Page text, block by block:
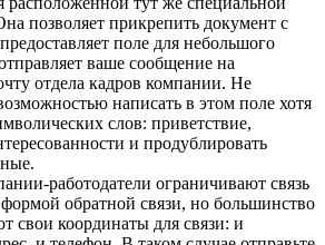
позволяет прикрепить документ с
поле для небольшого
ваше сообщение на
отдела кадров компании. Не
написать в этом поле хотя
слов: приветствие,
и продублировать
работодатели ограничивают связь
обратной связи, но большинство
свои координаты для связи: и